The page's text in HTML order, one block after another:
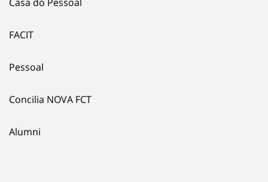
FACIT
Pessoal
Concilia NOVA FCT
Alumni